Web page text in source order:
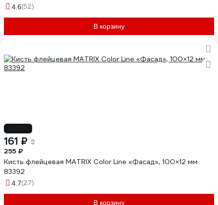
4.6(52)
В корзину
161 ₽
255 ₽
Кисть флейцевая MATRIX Color Line «Фасад», 100×12 мм
83392
4.7(27)
В корзину